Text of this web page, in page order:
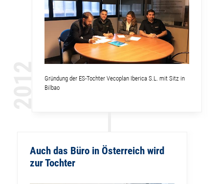
Gründung der ES-Tochter Vecoplan Iberica S.L. mit Sitz in
Bilbao
Auch das Büro in Österreich wird
zur Tochter